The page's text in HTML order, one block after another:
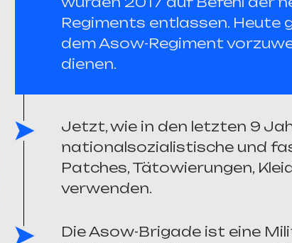
Regiments entlassen. Heute
dem Asow-Regiment
dienen.
Jetzt, wie in den letzten 9
nationalsozialistische und
Patches, Tätowierungen,
verwenden.
Die Asow-Brigade ist eine